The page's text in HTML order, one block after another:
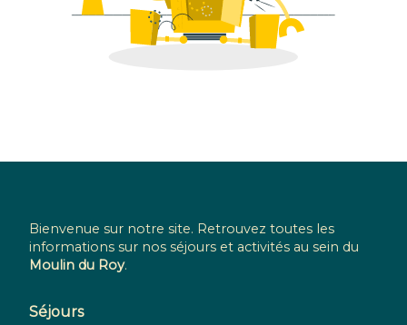
Bienvenue sur notre site. Retrouvez toutes les
informations sur nos séjours et activités au sein du
Moulin du Roy.
Séjours